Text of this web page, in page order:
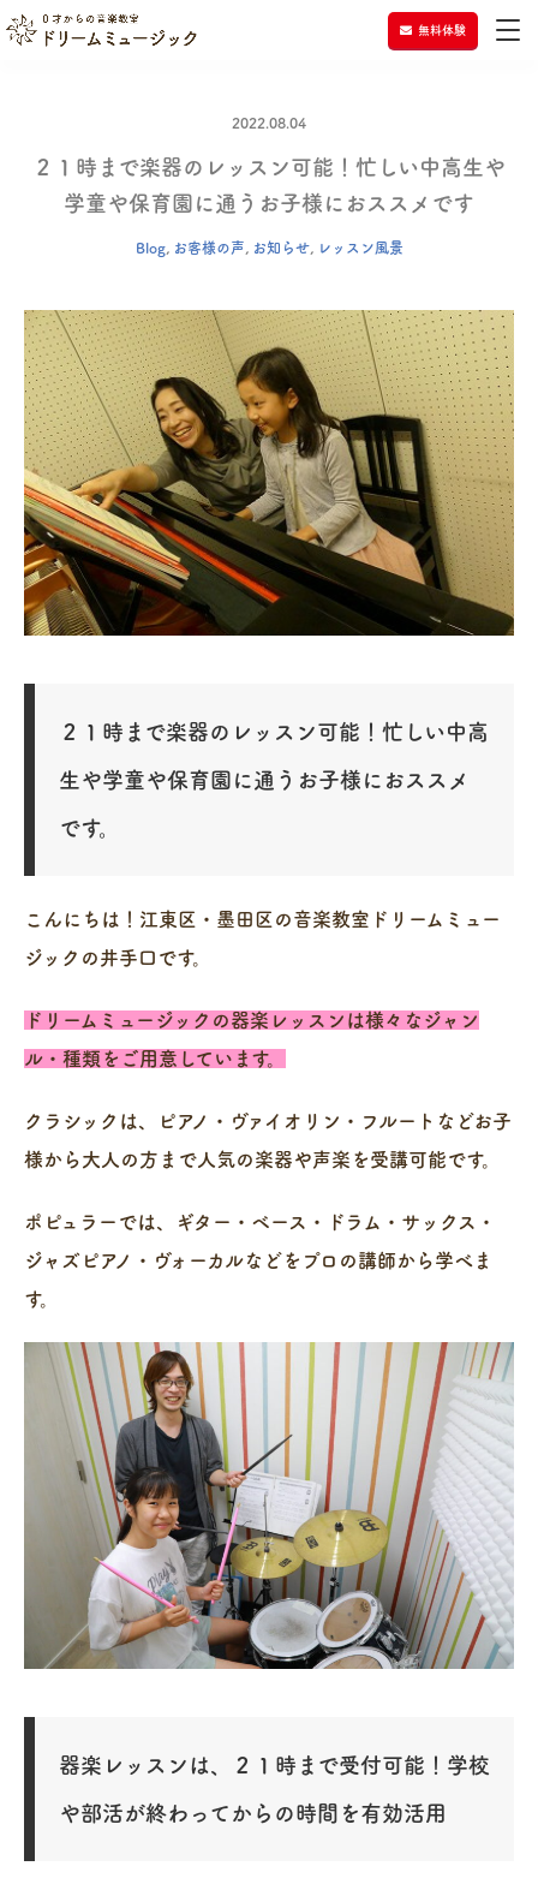
無料体験
2022.08.04
２１時まで楽器のレッスン可能！忙しい中高生や
学童や保育園に通うお子様におススメです
Blog, お客様の声 お知らせ, レッスン風景
２１時まで楽器のレッスン可能！忙しい中高
生や学童や保育園に通うお子様におススメ
です。
こんにちは！江東区・墨田区の音楽教室ドリームミュー
ジックの井手口です。
ドリームミュージックの器楽レッスンは様々なジャン
ル・種類をご用意しています。
クラシックは、ピアノ・ヴァイオリン・フルートなどお子
様から大人の方まで人気の楽器や声楽を受講可能です。
ポピュラーでは、ギター・ベース・ドラム・サックス・
ジャズピアノ・ヴォーカルなどをプロの講師から学べま
す。
器楽レッスンは、２１時まで受付可能！学校
や部活が終わってからの時間を有効活用